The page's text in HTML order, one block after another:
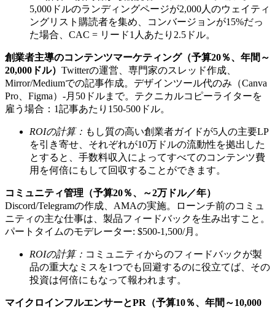
5,000ドルのランディングページが2,000人のウェイティ
ングリスト購読者を集め、コンバージョンが15%だっ
た場合、CAC = リード1人あたり2.5ドル。
創業者主導のコンテンツマーケティング（予算20％、年間～
20,000ドル） Twitterの運営、専門家のスレッド作成、
Mirror/Mediumでの記事作成。デザインツール代のみ（Canva
Pro、Figma）-月50ドルまで。テクニカルコピーライターを
雇う場合：1記事あたり150-500ドル。
ROIの計算： もし質の高い創業者ガイドが5人の主要LP
を引き寄せ、それぞれが10万ドルの流動性を拠出した
とすると、手数料収入によってすべてのコンテンツ費
用を何倍にもして回収することができます。
コミュニティ管理（予算20％、～2万ドル／年）
Discord/Telegramの作成、AMAの実施。ローンチ前のコミュ
ニティの主な仕事は、製品フィードバックを生み出すこと。
パートタイムのモデレーター: $500-1,500/月。
ROIの計算： コミュニティからのフィードバックが製
品の重大なミスを1つでも回避するのに役立てば、その
投資は何倍にもなって報われます。
マイクロインフルエンサーとPR（予算10％、年間～10,000